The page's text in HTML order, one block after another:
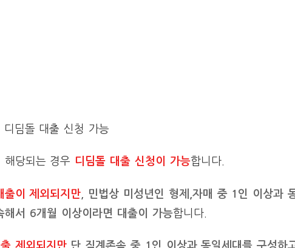
딤돌 대출 신청 가능
당되는 경우 디딤돌 대출 신청이 가능합니다.
출이 제외되지만
민법상 미성년인 형제,자매 중 1인 이상과
해서 6개월 이상이라면 대출이 가능합니다.
제외되지만 단 직계존속 중 1인 이상과 동일세대를 구성하